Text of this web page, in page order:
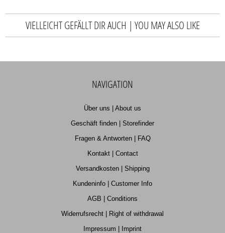
VIELLEICHT GEFÄLLT DIR AUCH | YOU MAY ALSO LIKE
NAVIGATION
Über uns | About us
Geschäft finden | Storefinder
Fragen & Antworten | FAQ
Kontakt | Contact
Versandkosten | Shipping
Kundeninfo | Customer Info
AGB | Conditions
Widerrufsrecht | Right of withdrawal
Impressum | Imprint